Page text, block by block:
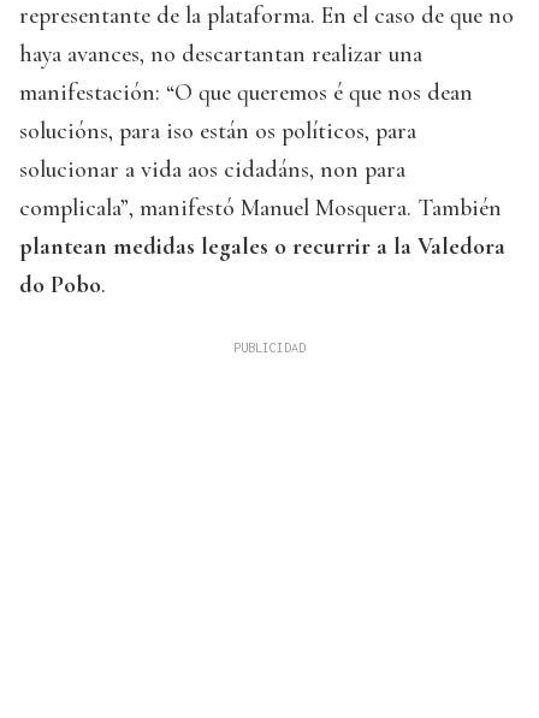
representante de la plataforma. En el caso de que no
haya avances, no descartantan realizar una
manifestación: “O que queremos é que nos dean
solucións, para iso están os políticos, para
solucionar a vida aos cidadáns, non para
complicala”, manifestó Manuel Mosquera. También
plantean medidas legales o recurrir a la Valedora
do Pobo.